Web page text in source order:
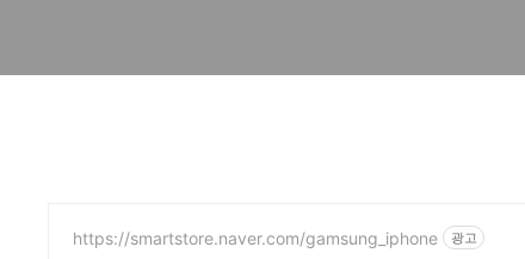
https://smartstore.naver.com/gamsung_iphone 광고